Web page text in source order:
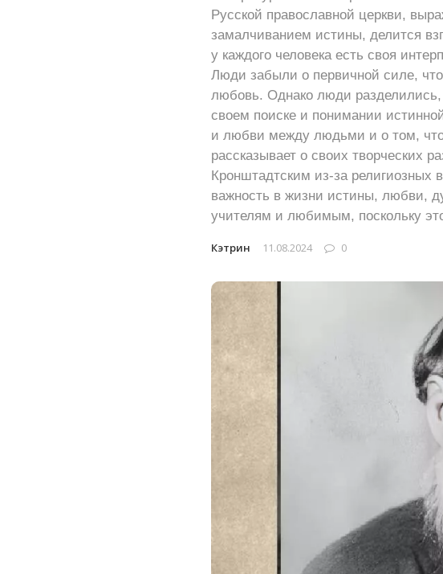
Русской православной церкви,
замалчиванием истины, делится
у каждого человека есть своя
Люди забыли о первичной силе,
любовь. Однако люди разделились,
своем поиске и понимании
и любви между людьми и о том, что
рассказывает о своих творческих
Кронштадтским из-за религиозных
важность в жизни истины, любви,
учителям и любимым, поскольку
Кэтрин 11.08.2024 0